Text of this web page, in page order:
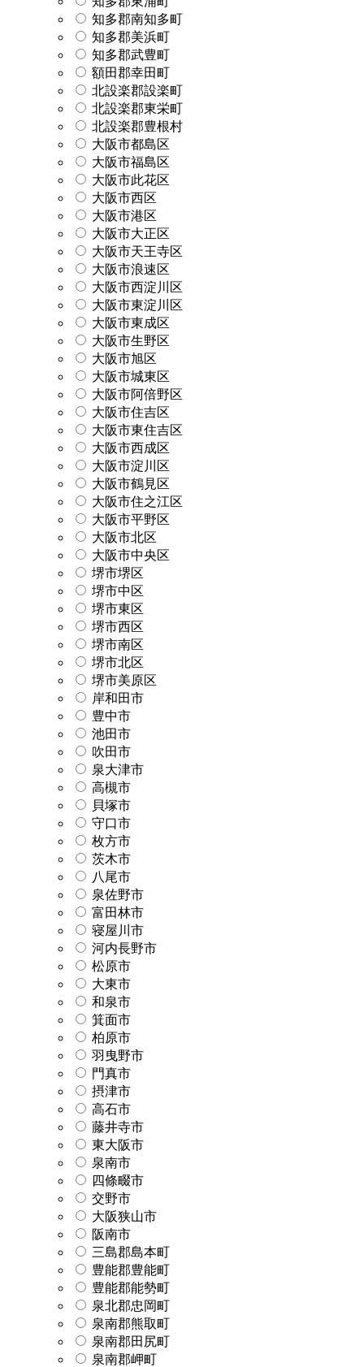
知多郡南知多町
知多郡美浜町
知多郡武豊町
額田郡幸田町
北設楽郡設楽町
北設楽郡東栄町
北設楽郡豊根村
大阪市都島区
大阪市福島区
大阪市此花区
大阪市西区
大阪市港区
大阪市大正区
大阪市天王寺区
大阪市浪速区
大阪市西淀川区
大阪市東淀川区
大阪市東成区
大阪市生野区
大阪市旭区
大阪市城東区
大阪市阿倍野区
大阪市住吉区
大阪市東住吉区
大阪市西成区
大阪市淀川区
大阪市鶴見区
大阪市住之江区
大阪市平野区
大阪市北区
大阪市中央区
堺市堺区
堺市中区
堺市東区
堺市西区
堺市南区
堺市北区
堺市美原区
岸和田市
豊中市
池田市
吹田市
泉大津市
高槻市
貝塚市
守口市
枚方市
茨木市
八尾市
泉佐野市
富田林市
寝屋川市
河内長野市
松原市
大東市
和泉市
箕面市
柏原市
羽曳野市
門真市
摂津市
高石市
藤井寺市
東大阪市
泉南市
四條畷市
交野市
大阪狭山市
阪南市
三島郡島本町
豊能郡豊能町
豊能郡能勢町
泉北郡忠岡町
泉南郡熊取町
泉南郡田尻町
泉南郡岬町